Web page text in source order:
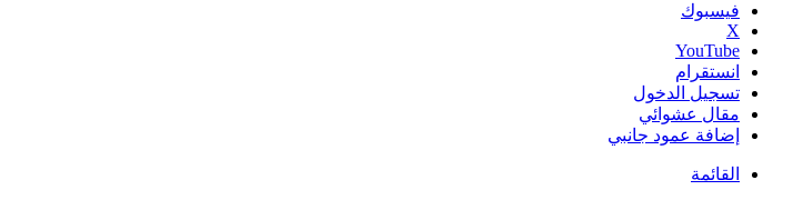
فيسبوك
‫X
‫YouTube
انستقرام
تسجيل الدخول
مقال عشوائي
إضافة عمود جانبي
القائمة